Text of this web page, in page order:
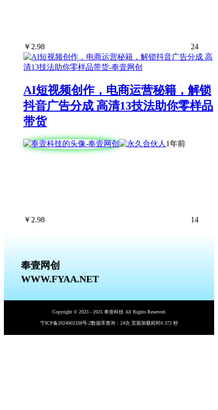
￥ 2.98 24
AI短视频创作，电商运营秘籍，解锁
抖音广告分成 高清13技法助你零样品
带货
1年前
￥ 2.98 14
奉壹网创
WWW.FYAA.NET
Copyright © 2023 - 2025 奉壹科技 All Rights Reserved.
宁ICP备2024002338号-2数据库查询：24次 页面加载耗时0.372 秒